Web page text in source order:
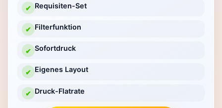
✔ Requisiten-Set
✔ Filterfunktion
✔ Sofortdruck
✔ Eigenes Layout
✔ Druck-Flatrate